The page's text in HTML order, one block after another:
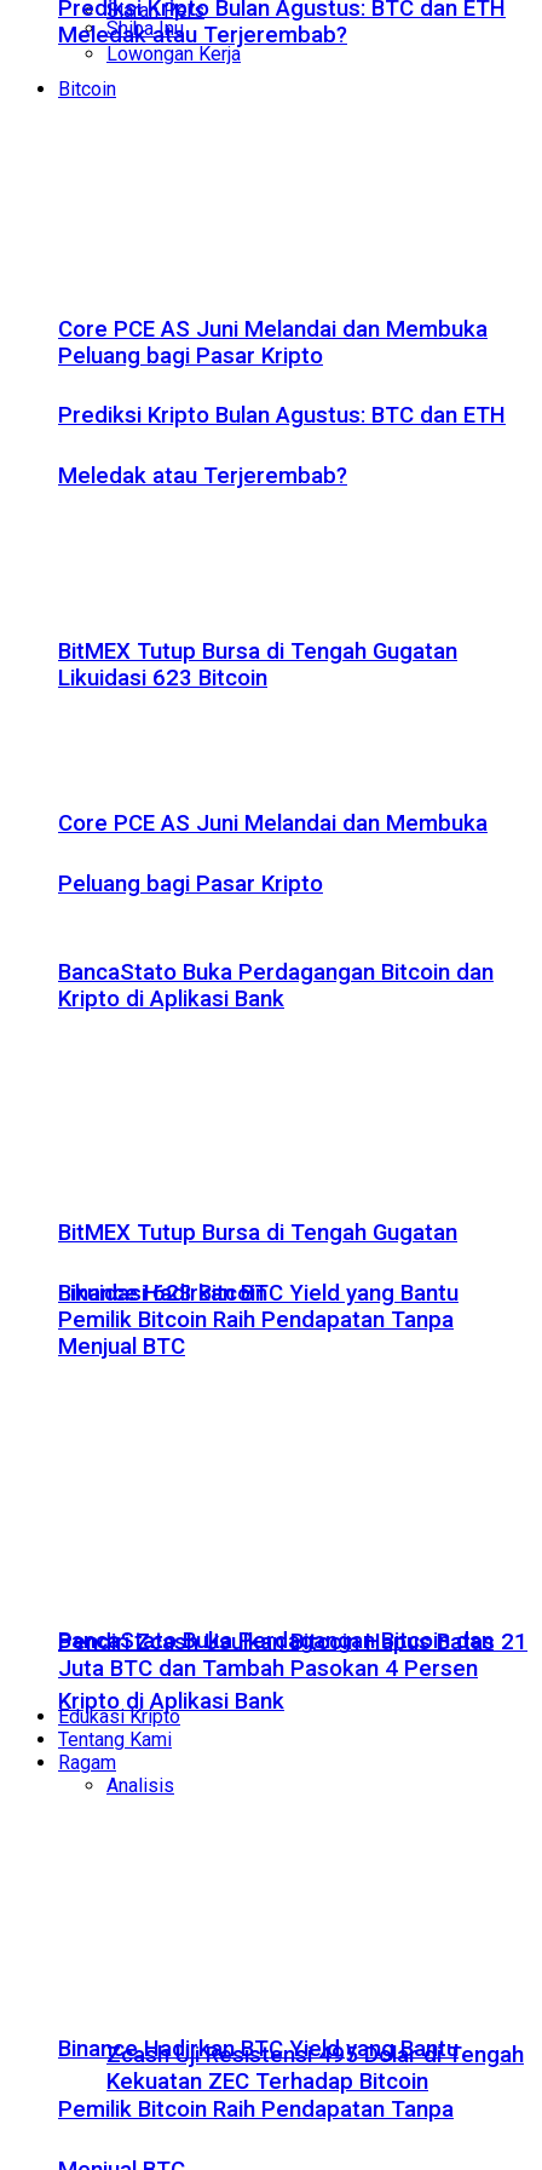
Siaran Pers
Lowongan Kerja
Shiba Inu
Bitcoin
Prediksi Kripto Bulan Agustus: BTC dan ETH
Meledak atau Terjerembab?
Core PCE AS Juni Melandai dan Membuka
Peluang bagi Pasar Kripto
BitMEX Tutup Bursa di Tengah Gugatan
Likuidasi 623 Bitcoin
BancaStato Buka Perdagangan Bitcoin dan
Kripto di Aplikasi Bank
Binance Hadirkan BTC Yield yang Bantu
Pemilik Bitcoin Raih Pendapatan Tanpa
Prediksi Kripto Bulan Agustus: BTC dan ETH
Meledak atau Terjerembab?
Core PCE AS Juni Melandai dan Membuka
Peluang bagi Pasar Kripto
BitMEX Tutup Bursa di Tengah Gugatan
Likuidasi 623 Bitcoin
BancaStato Buka Perdagangan Bitcoin dan
Kripto di Aplikasi Bank
Binance Hadirkan BTC Yield yang Bantu
Pemilik Bitcoin Raih Pendapatan Tanpa
Menjual BTC
Pendiri Zcash Usulkan Bitcoin Hapus Batas 21
Juta BTC dan Tambah Pasokan 4 Persen
Edukasi Kripto
Tentang Kami
Ragam
Analisis
Zcash Uji Resistensi 495 Dolar di Tengah
Kekuatan ZEC Terhadap Bitcoin